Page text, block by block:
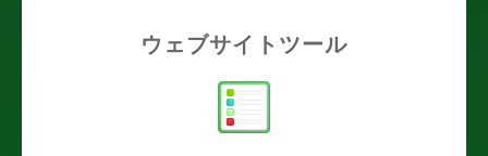
ウェブサイトツール